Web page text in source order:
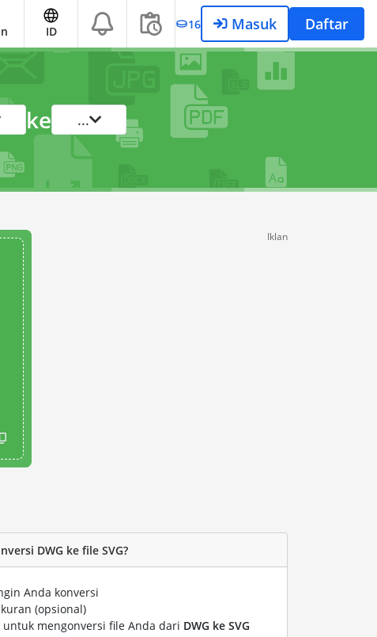
ID 16 Masuk Daftar
ke ...
Iklan
DWG ke file SVG?
Anda konversi
(opsional)
mengonversi file Anda dari DWG ke SVG